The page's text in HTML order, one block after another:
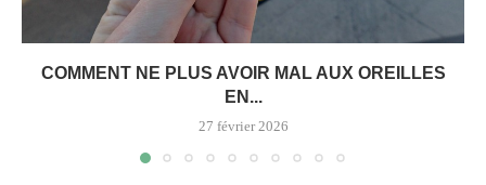
COMMENT NE PLUS AVOIR MAL AUX OREILLES
EN...
27 février 2026